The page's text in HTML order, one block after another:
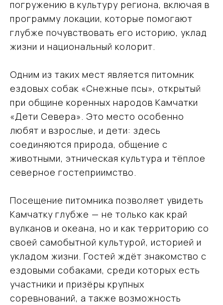
погружению в культуру региона, включая в
программу локации, которые помогают
глубже почувствовать его историю, уклад
жизни и национальный колорит.
Одним из таких мест является питомник
ездовых собак «Снежные псы», открытый
при общине коренных народов Камчатки
«Дети Севера». Это место особенно
любят и взрослые, и дети: здесь
соединяются природа, общение с
животными, этническая культура и тёплое
северное гостеприимство.
Посещение питомника позволяет увидеть
Камчатку глубже — не только как край
вулканов и океана, но и как территорию со
своей самобытной культурой, историей и
укладом жизни. Гостей ждёт знакомство с
ездовыми собаками, среди которых есть
участники и призёры крупных
соревнований, а также возможность
Подобрать
тур
Оставьте свои данные, мы свяжемся с вами
и обсудим детали поездки
Я даю согласие на обработку моих
персональных данных в соответствии
сПолитикой обработки персональных
данных
Заказать консультацию эксперта